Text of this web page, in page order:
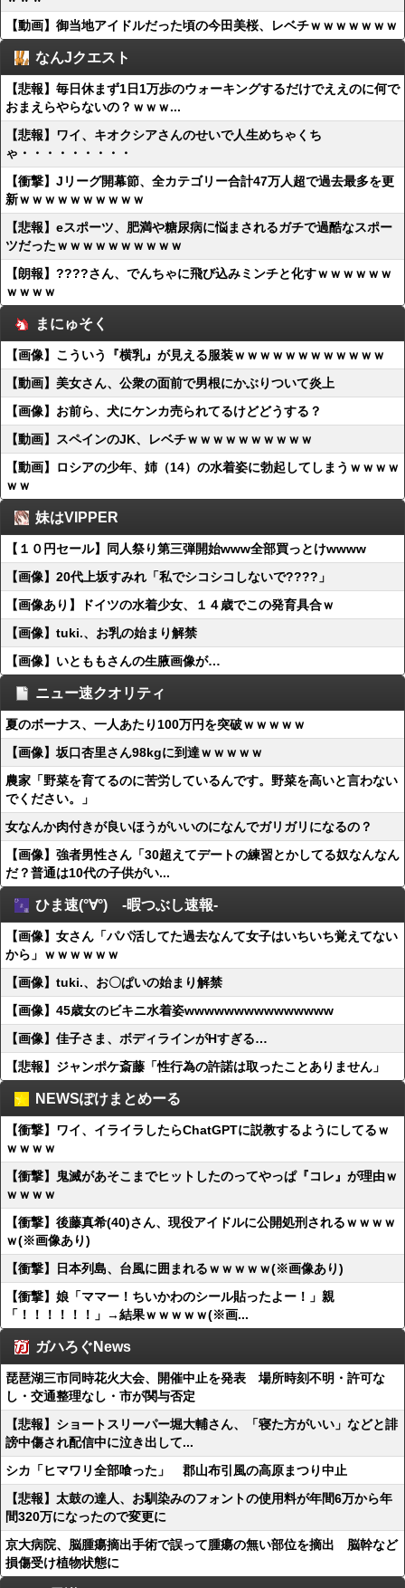
【動画】御当地アイドルだった頃の今田美桜、レベチｗｗｗｗｗｗｗ
なんJクエスト
【悲報】毎日休まず1日1万歩のウォーキングするだけでええのに何で
おまえらやらないの？ｗｗｗ...
【悲報】ワイ、キオクシアさんのせいで人生めちゃくち
ゃ・・・・・・・・・
【衝撃】Jリーグ開幕節、全カテゴリー合計47万人超で過去最多を更
新ｗｗｗｗｗｗｗｗｗｗ
【悲報】eスポーツ、肥満や糖尿病に悩まされるガチで過酷なスポー
ツだったｗｗｗｗｗｗｗｗｗｗ
【朗報】????さん、でんちゃに飛び込みミンチと化すｗｗｗｗｗｗ
ｗｗｗｗ
まにゅそく
【画像】こういう『横乳』が見える服装ｗｗｗｗｗｗｗｗｗｗｗｗ
【動画】美女さん、公衆の面前で男根にかぶりついて炎上
【画像】お前ら、犬にケンカ売られてるけどどうする？
【動画】スペインのJK、レベチｗｗｗｗｗｗｗｗｗｗ
【動画】ロシアの少年、姉（14）の水着姿に勃起してしまうｗｗｗｗ
ｗｗ
妹はVIPPER
【１０円セール】同人祭り第三弾開始www全部買っとけwwww
【画像】20代上坂すみれ「私でシコシコしないで????」
【画像あり】ドイツの水着少女、１４歳でこの発育具合ｗ
【画像】tuki.、お乳の始まり解禁
【画像】いとももさんの生腋画像が…
ニュー速クオリティ
夏のボーナス、一人あたり100万円を突破ｗｗｗｗｗ
【画像】坂口杏里さん98kgに到達ｗｗｗｗｗ
農家「野菜を育てるのに苦労しているんです。野菜を高いと言わない
でください。」
女なんか肉付きが良いほうがいいのになんでガリガリになるの？
【画像】強者男性さん「30超えてデートの練習とかしてる奴なんなん
だ？普通は10代の子供がい...
ひま速(°∀°) -暇つぶし速報-
【画像】女さん「パパ活してた過去なんて女子はいちいち覚えてない
から」ｗｗｗｗｗｗ
【画像】tuki.、お〇ぱいの始まり解禁
【画像】45歳女のビキニ水着姿wwwwwwwwwwwwwww
【画像】佳子さま、ボディラインがHすぎる…
【悲報】ジャンポケ斎藤「性行為の許諾は取ったことありません」
NEWSぽけまとめーる
【衝撃】ワイ、イライラしたらChatGPTに説教するようにしてるｗ
ｗｗｗｗ
【衝撃】鬼滅があそこまでヒットしたのってやっぱ『コレ』が理由ｗ
ｗｗｗｗ
【衝撃】後藤真希(40)さん、現役アイドルに公開処刑されるｗｗｗｗ
ｗ(※画像あり)
【衝撃】日本列島、台風に囲まれるｗｗｗｗｗ(※画像あり)
【衝撃】娘「ママー！ちいかわのシール貼ったよー！」親
「！！！！！！」→結果ｗｗｗｗｗ(※画...
ガハろぐNews
琵琶湖三市同時花火大会、開催中止を発表 場所時刻不明・許可な
し・交通整理なし・市が関与否定
【悲報】ショートスリーパー堀大輔さん、「寝た方がいい」などと誹
謗中傷され配信中に泣き出して...
シカ「ヒマワリ全部喰った」 郡山布引風の高原まつり中止
【悲報】太鼓の達人、お馴染みのフォントの使用料が年間6万から年
間320万になったので変更に
京大病院、脳腫瘍摘出手術で誤って腫瘍の無い部位を摘出 脳幹など
損傷受け植物状態に